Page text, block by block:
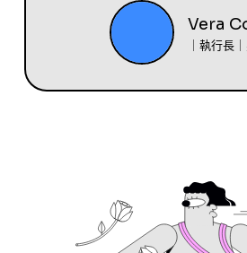
Vera
｜執行長